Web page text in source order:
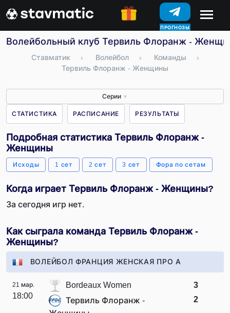
ПРОГНОЗЫ
Волейбольный клуб Тервиль Флоранж -
Ставматик › Волейбол › Команды
›
Тервиль Флоранж - Женщины
Серии ▼
СТАТИСТИКА РАСПИСАНИЕ РЕЗУЛЬТАТЫ
Подробная статистика Тервиль Флоранж -
Женщины
Исходы 1 сет 2 сет 3 сет Фора по сетам
Когда играет Тервиль Флоранж - Женщины?
За сегодня игр нет.
Как сыграла команда Тервиль Флоранж -
Женщины?
ВОЛЕЙБОЛ ФРАНЦИЯ ЖЕНСКАЯ ПРО А
21 мар.
18:00
Bordeaux Women
Тервиль Флоранж -
3
2